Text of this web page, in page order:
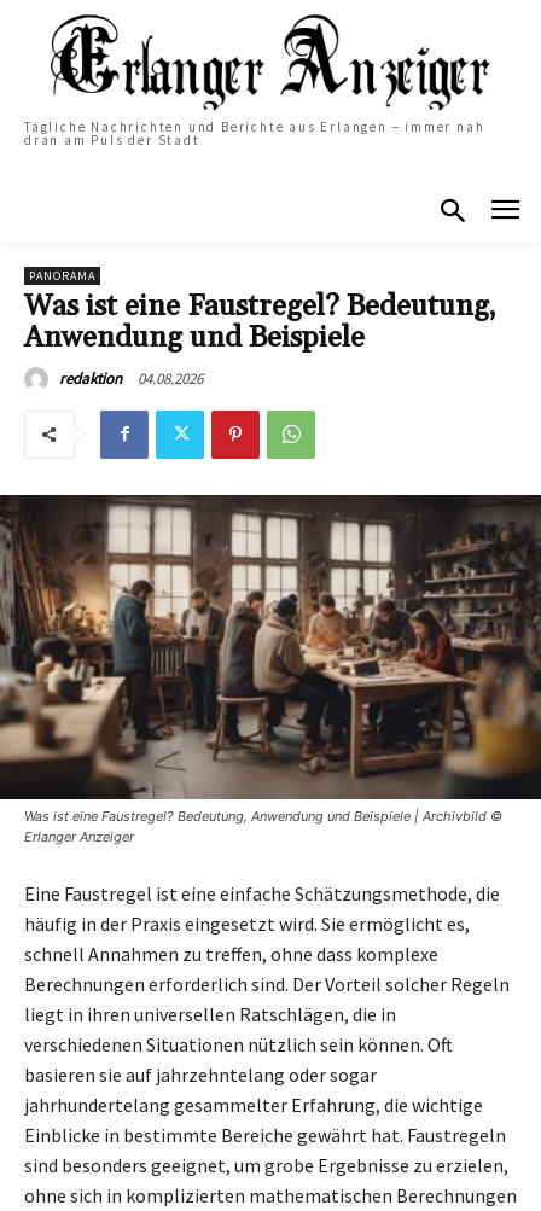
Tägliche Nachrichten und Berichte aus Erlangen – immer nah
dran am Puls der Stadt
PANORAMA
Was ist eine Faustregel? Bedeutung,
Anwendung und Beispiele
redaktion 04.08.2026
Was ist eine Faustregel? Bedeutung, Anwendung und Beispiele | Archivbild ©
Erlanger Anzeiger
Eine Faustregel ist eine einfache Schätzungsmethode, die
häufig in der Praxis eingesetzt wird. Sie ermöglicht es,
schnell Annahmen zu treffen, ohne dass komplexe
Berechnungen erforderlich sind. Der Vorteil solcher Regeln
liegt in ihren universellen Ratschlägen, die in
verschiedenen Situationen nützlich sein können. Oft
basieren sie auf jahrzehntelang oder sogar
jahrhundertelang gesammelter Erfahrung, die wichtige
Einblicke in bestimmte Bereiche gewährt hat. Faustregeln
sind besonders geeignet, um grobe Ergebnisse zu erzielen,
ohne sich in komplizierten mathematischen Berechnungen